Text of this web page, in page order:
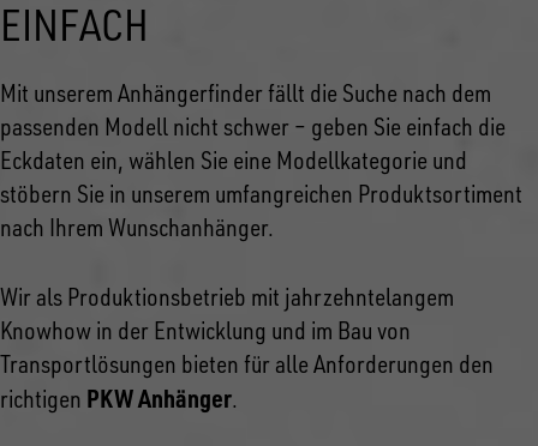
EINFACH
Mit unserem Anhängerfinder fällt die Suche nach dem
passenden Modell nicht schwer – geben Sie einfach die
Eckdaten ein, wählen Sie eine Modellkategorie und
stöbern Sie in unserem umfangreichen Produktsortiment
nach Ihrem Wunschanhänger.
Wir als Produktionsbetrieb mit jahrzehntelangem
Knowhow in der Entwicklung und im Bau von
Transportlösungen bieten für alle Anforderungen den
richtigen PKW Anhänger.